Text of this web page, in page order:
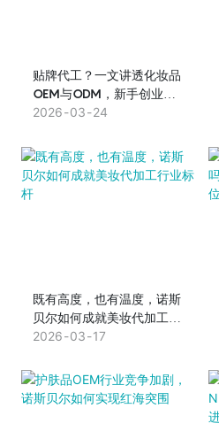
贴牌代工？一文讲透化妆品
OEM与ODM，新手创业就
选诺斯贝尔
2026 03 24
既有高度，也有温度，诺斯
贝尔如何成就美妆代加工行
业标杆
2026 03 17